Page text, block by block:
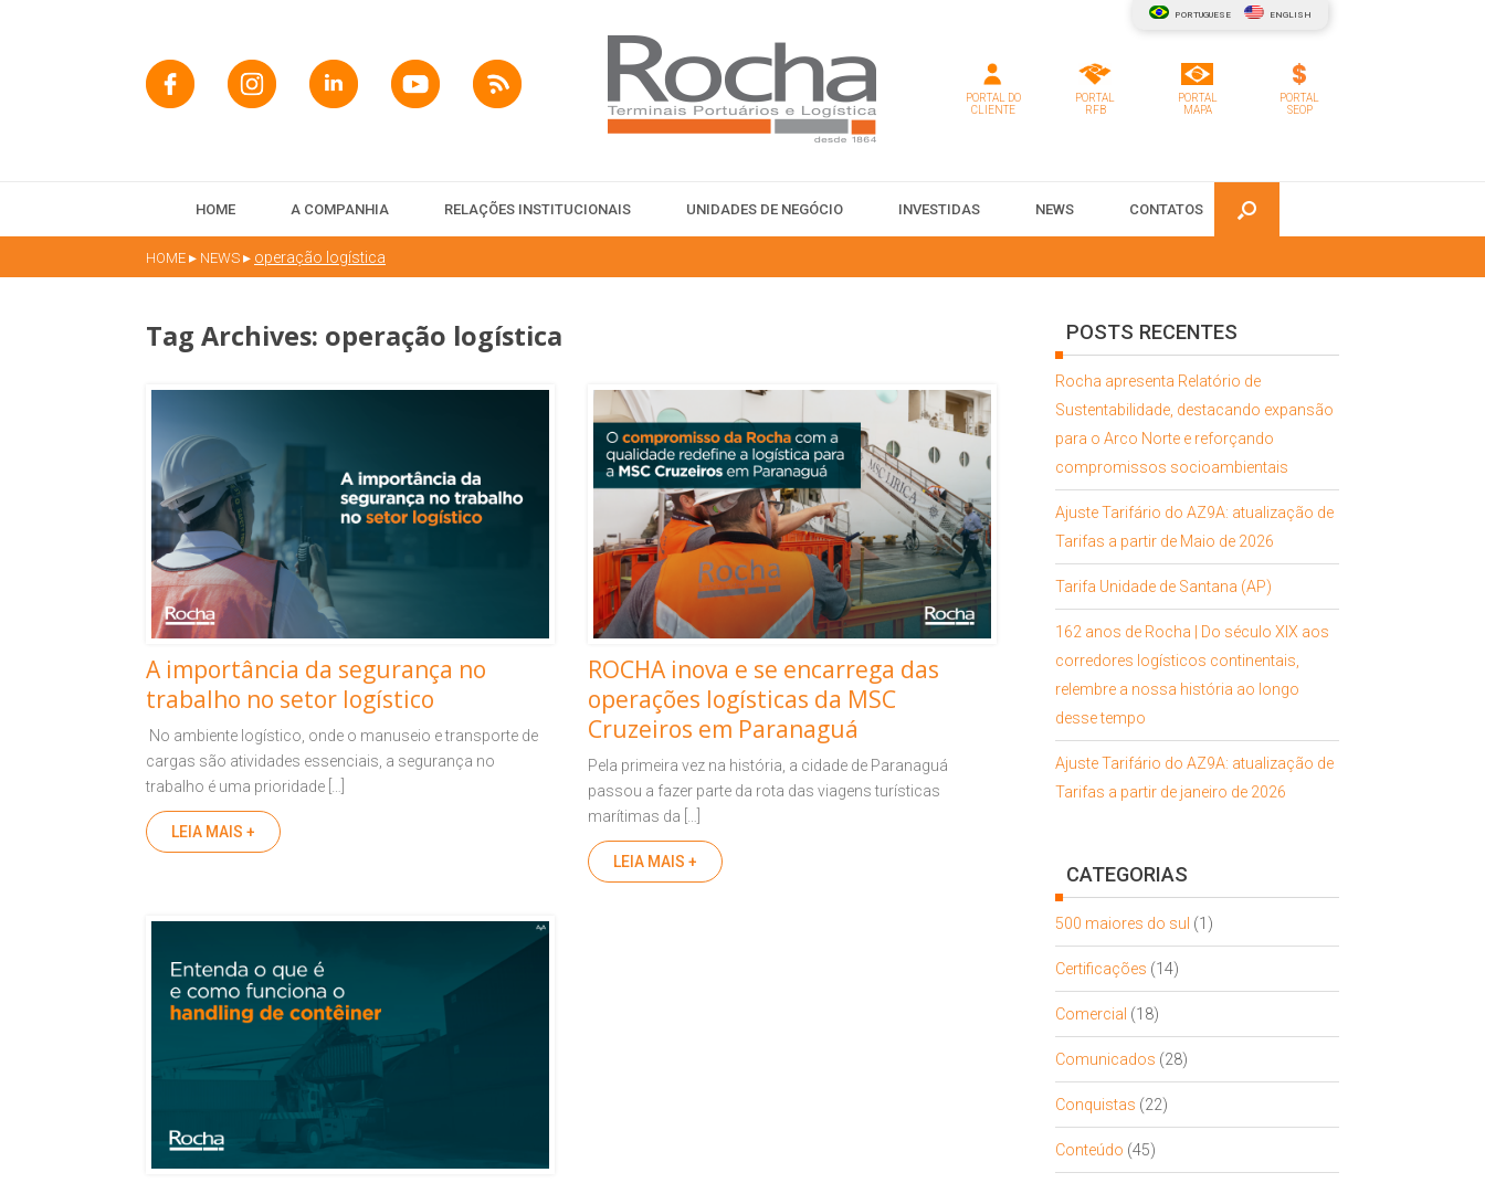
PORTUGUESE ENGLISH
PORTAL DO
CLIENTE
PORTAL
RFB
PORTAL
MAPA
PORTAL
SEOP
HOME A COMPANHIA RELAÇÕES INSTITUCIONAIS UNIDADES DE NEGÓCIO INVESTIDAS NEWS CONTATOS
HOME ▸ NEWS ▸ operação logística
Tag Archives: operação logística
A importância da segurança no
trabalho no setor logístico
No ambiente logístico, onde o manuseio e transporte de
cargas são atividades essenciais, a segurança no
trabalho é uma prioridade […]
LEIA MAIS +
ROCHA inova e se encarrega das
operações logísticas da MSC
Cruzeiros em Paranaguá
Pela primeira vez na história, a cidade de Paranaguá
passou a fazer parte da rota das viagens turísticas
marítimas da […]
LEIA MAIS +
POSTS RECENTES
Rocha apresenta Relatório de
Sustentabilidade, destacando expansão
para o Arco Norte e reforçando
compromissos socioambientais
Ajuste Tarifário do AZ9A: atualização de
Tarifas a partir de Maio de 2026
Tarifa Unidade de Santana (AP)
162 anos de Rocha | Do século XIX aos
corredores logísticos continentais,
relembre a nossa história ao longo
desse tempo
Ajuste Tarifário do AZ9A: atualização de
Tarifas a partir de janeiro de 2026
CATEGORIAS
500 maiores do sul (1)
Certificações (14)
Comercial (18)
Comunicados (28)
Conquistas (22)
Conteúdo (45)